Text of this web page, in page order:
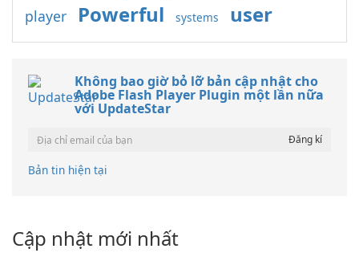
player Powerful systems user
Không bao giờ bỏ lỡ bản cập nhật cho
Adobe Flash Player Plugin một lần nữa
với UpdateStar
Bản tin hiện tại
Cập nhật mới nhất